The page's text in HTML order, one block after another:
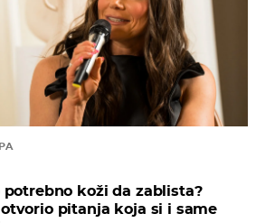
koži da zablista?
pitanja koja si i same